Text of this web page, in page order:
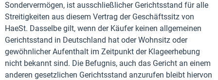
Sondervermögen, ist ausschließlicher Gerichtsstand für alle
Streitigkeiten aus diesem Vertrag der Geschäftssitz von
HaeSt. Dasselbe gilt, wenn der Käufer keinen allgemeinen
Gerichtsstand in Deutschland hat oder Wohnsitz oder
gewöhnlicher Aufenthalt im Zeitpunkt der Klageerhebung
nicht bekannt sind. Die Befugnis, auch das Gericht an einem
anderen gesetzlichen Gerichtsstand anzurufen bleibt hiervon